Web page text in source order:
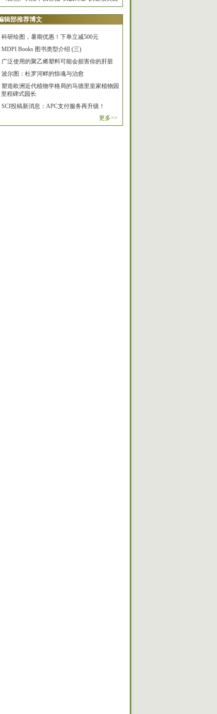
辑部推荐博文
科研绘图，暑期优惠！下单立减500元
MDPI Books 图书类型介绍 (三)
广泛使用的聚乙烯塑料可能会损害你的肝脏
波尔图：杜罗河畔的惊魂与治愈
塑造欧洲近代植物学格局的马德里皇家植物园
里程碑式园长
SCI投稿新消息：APC支付服务再升级！
更多>>